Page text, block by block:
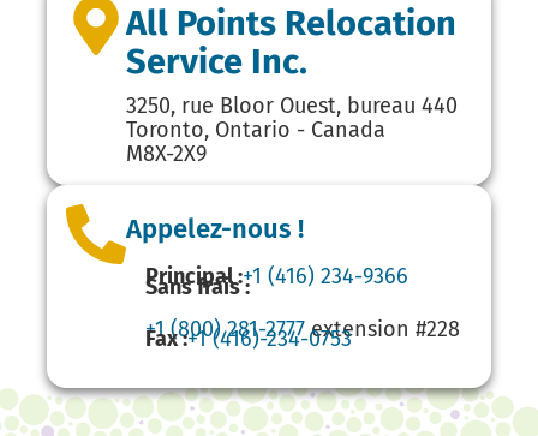
All Points Relocation
Service Inc.
3250, rue Bloor Ouest, bureau 440
Toronto, Ontario - Canada
M8X-2X9
Appelez-nous !
Principal :+1 (416) 234-9366
Sans frais :
+1 (800) 281-2777extension #228
Fax :+1 (416)-234-0753